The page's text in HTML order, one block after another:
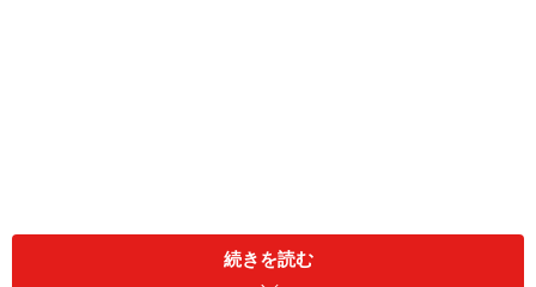
続きを読む